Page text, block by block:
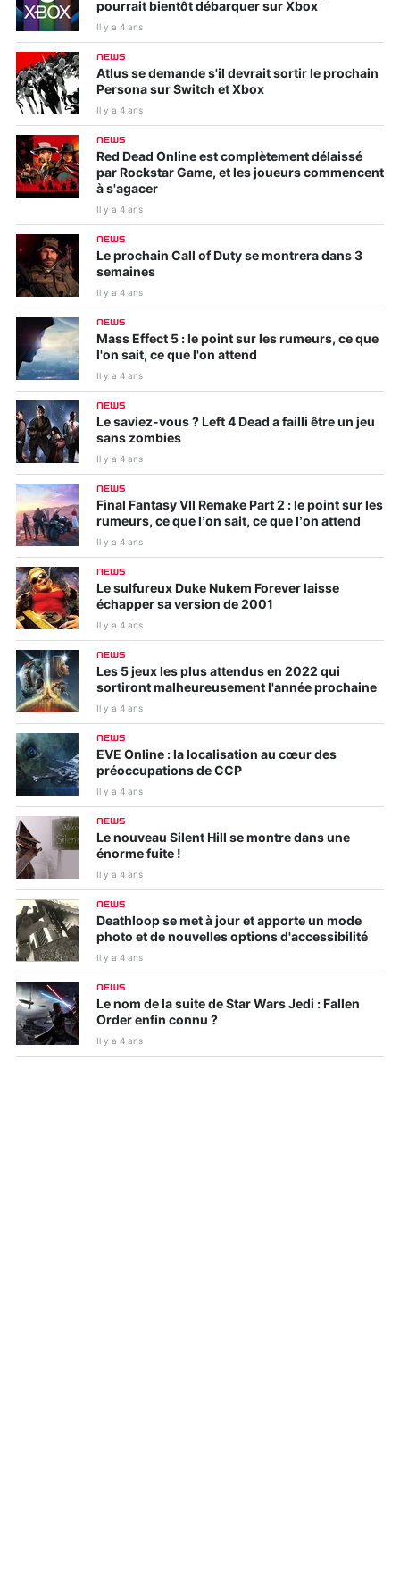
pourrait bientôt débarquer sur Xbox
Il y a 4 ans
NEWS
Atlus se demande s'il devrait sortir le prochain
Persona sur Switch et Xbox
Il y a 4 ans
NEWS
Red Dead Online est complètement délaissé
par Rockstar Game, et les joueurs commencent
à s'agacer
Il y a 4 ans
NEWS
Le prochain Call of Duty se montrera dans 3
semaines
Il y a 4 ans
NEWS
Mass Effect 5 : le point sur les rumeurs, ce que
l'on sait, ce que l'on attend
Il y a 4 ans
NEWS
Le saviez-vous ? Left 4 Dead a failli être un jeu
sans zombies
Il y a 4 ans
NEWS
Final Fantasy VII Remake Part 2 : le point sur les
rumeurs, ce que l’on sait, ce que l’on attend
Il y a 4 ans
NEWS
Le sulfureux Duke Nukem Forever laisse
échapper sa version de 2001
Il y a 4 ans
NEWS
Les 5 jeux les plus attendus en 2022 qui
sortiront malheureusement l'année prochaine
Il y a 4 ans
NEWS
EVE Online : la localisation au cœur des
préoccupations de CCP
Il y a 4 ans
NEWS
Le nouveau Silent Hill se montre dans une
énorme fuite !
Il y a 4 ans
NEWS
Deathloop se met à jour et apporte un mode
photo et de nouvelles options d'accessibilité
Il y a 4 ans
NEWS
Le nom de la suite de Star Wars Jedi : Fallen
Order enfin connu ?
Il y a 4 ans